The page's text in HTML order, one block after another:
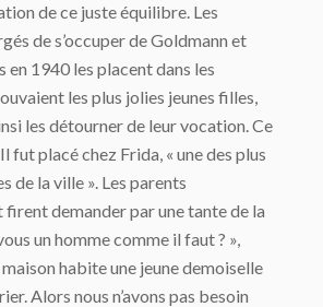
de ce juste équilibre. Les
de s’occuper de Goldmann et
en 1940 les placent dans les
les plus jolies jeunes filles,
les détourner de leur vocation. Ce
fut placé chez Frida, « une des plus
de la ville ». Les parents
firent demander par une tante de la
un homme comme il faut ? »,
habite une jeune demoiselle
Alors nous n’avons pas besoin